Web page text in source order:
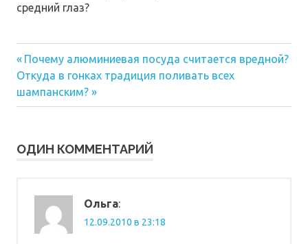
средний глаз?
Навигация
по
записям
Предыдущая
запись:
Почему алюминиевая посуда считается вредной?
Следующая
запись:
Откуда в гонках традиция поливать всех
шампанским?
ОДИН КОММЕНТАРИЙ
Ольга:
12.09.2010 в 23:18